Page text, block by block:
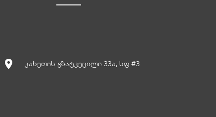
კახეთის გზატკეცილი 33ა, სფ #3